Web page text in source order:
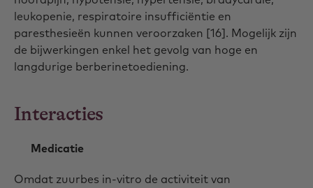
leukopenie, respiratoire insufficiëntie en
paresthesieën kunnen veroorzaken [16]. Mogelijk zijn
de bijwerkingen enkel het gevolg van hoge en
langdurige berberinetoediening.
Interacties
Medicatie
Omdat zuurbes in-vitro de activiteit van